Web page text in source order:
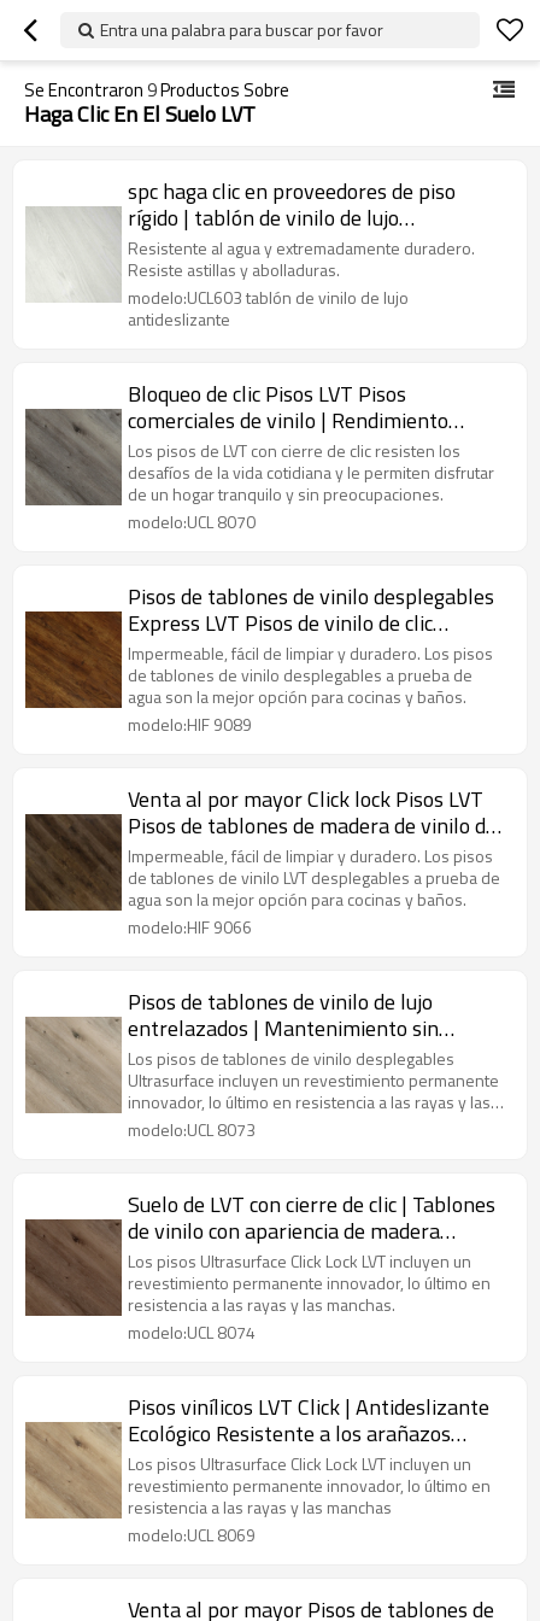
Entra una palabra para buscar por favor
Se Encontraron9Productos Sobre
Haga Clic En El Suelo LVT
spc haga clic en proveedores de piso
rígido | tablón de vinilo de lujo
antideslizante | UCL603 vinilo lvt para
uso comercial
Resistente al agua y extremadamente duradero.
Resiste astillas y abolladuras.
modelo:UCL603 tablón de vinilo de lujo
antideslizante
Bloqueo de clic Pisos LVT Pisos
comerciales de vinilo | Rendimiento
extremo Flexible Fácil clic No Heavy
Metal UCL 8070
Los pisos de LVT con cierre de clic resisten los
desafíos de la vida cotidiana y le permiten disfrutar
de un hogar tranquilo y sin preocupaciones.
modelo:UCL 8070
Pisos de tablones de vinilo desplegables
Express LVT Pisos de vinilo de clic
Fabricante de pisos de PVC | 6''x36''
2.5/0.2 Instalación fácil de bricolaje
Mantenimiento sin esfuerzo HIF 9089
Impermeable, fácil de limpiar y duradero. Los pisos
de tablones de vinilo desplegables a prueba de
agua son la mejor opción para cocinas y baños.
modelo:HIF 9089
Venta al por mayor Click lock Pisos LVT
Pisos de tablones de madera de vinilo de
lujo | Apartamento Casa Cocina
Instalación rápida Bajo mantenimiento
6''x36'' 2.5mm/0.2mm HIF 9066
Impermeable, fácil de limpiar y duradero. Los pisos
de tablones de vinilo LVT desplegables a prueba de
agua son la mejor opción para cocinas y baños.
modelo:HIF 9066
Pisos de tablones de vinilo de lujo
entrelazados | Mantenimiento sin
esfuerzo a prueba de fuego duradero a
prueba de agua | Venta al por mayor
Durabilidad de grado comercial UCL 8073
Los pisos de tablones de vinilo desplegables
Ultrasurface incluyen un revestimiento permanente
innovador, lo último en resistencia a las rayas y las
manchas
modelo:UCL 8073
Suelo de LVT con cierre de clic | Tablones
de vinilo con apariencia de madera
Instalación fácil | Apartamento Villa Casa
Cocina UCL 8074
Los pisos Ultrasurface Click Lock LVT incluyen un
revestimiento permanente innovador, lo último en
resistencia a las rayas y las manchas.
modelo:UCL 8074
Pisos vinílicos LVT Click | Antideslizante
Ecológico Resistente a los arañazos
Resistente a las manchas | Pisos
impermeables de primera calidad
Los pisos Ultrasurface Click Lock LVT incluyen un
revestimiento permanente innovador, lo último en
resistencia a las rayas y las manchas
modelo:UCL 8069
Venta al por mayor Pisos de tablones de